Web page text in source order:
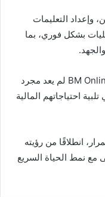
وإعداد التعليمات
بشكل فوري، بما
ويؤكد بنك مصر من خلال هذه الحملة أن BM Online لم يعد مجرد
احتياجاتهم المالية
انطلاقًا من رؤيته
مع نمط الحياة السريع